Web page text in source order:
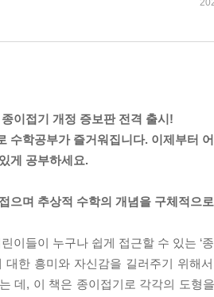
이접기 개정 증보판 전격 출시!
수학공부가 즐거워집니다. 이제부터
게 공부하세요.
으며 추상적 수학의 개념을 구체적으
이들이 누구나 쉽게 접근할 수 있는 ‘
대한 흥미와 자신감을 길러주기 위해
데, 이 책은 종이접기로 각각의 도형